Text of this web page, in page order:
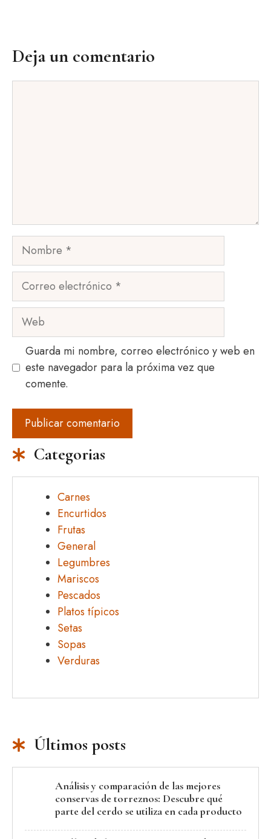
Deja un comentario
Nombre
Correo
Web
Guarda mi nombre, correo electrónico y web en
este navegador para la próxima vez que
comente.
Categorias
Carnes
Encurtidos
Frutas
General
Legumbres
Mariscos
Pescados
Platos típicos
Setas
Sopas
Verduras
Últimos posts
Análisis y comparación de las mejores
conservas de torreznos: Descubre qué
parte del cerdo se utiliza en cada producto